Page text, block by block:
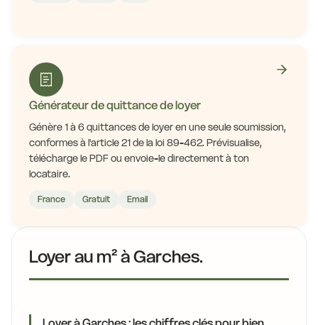
Générateur de quittance de loyer
Génère 1 à 6 quittances de loyer en une seule soumission,
conformes à l'article 21 de la loi 89-462. Prévisualise,
télécharge le PDF ou envoie-le directement à ton
locataire.
France Gratuit Email
Loyer au m² à Garches.